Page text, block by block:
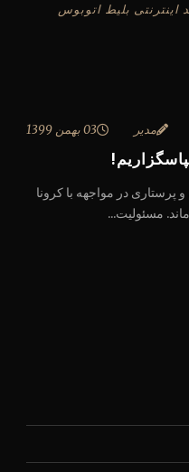
اینترنتی بلیط اتوبوس
03 بهمن 1399 مدیر
پرستاری در مواجهه با کرونا
مسئولیت...